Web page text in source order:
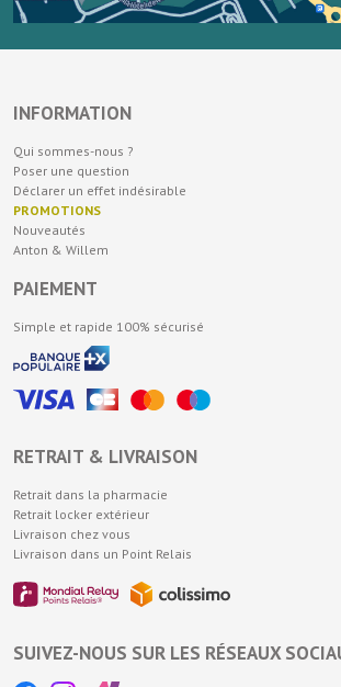
INFORMATION
Qui sommes-nous ?
Poser une question
Déclarer un effet indésirable
PROMOTIONS
Nouveautés
Anton & Willem
PAIEMENT
Simple et rapide 100% sécurisé
RETRAIT & LIVRAISON
Retrait dans la pharmacie
Retrait locker extérieur
Livraison chez vous
Livraison dans un Point Relais
SUIVEZ-NOUS SUR LES RÉSEAUX